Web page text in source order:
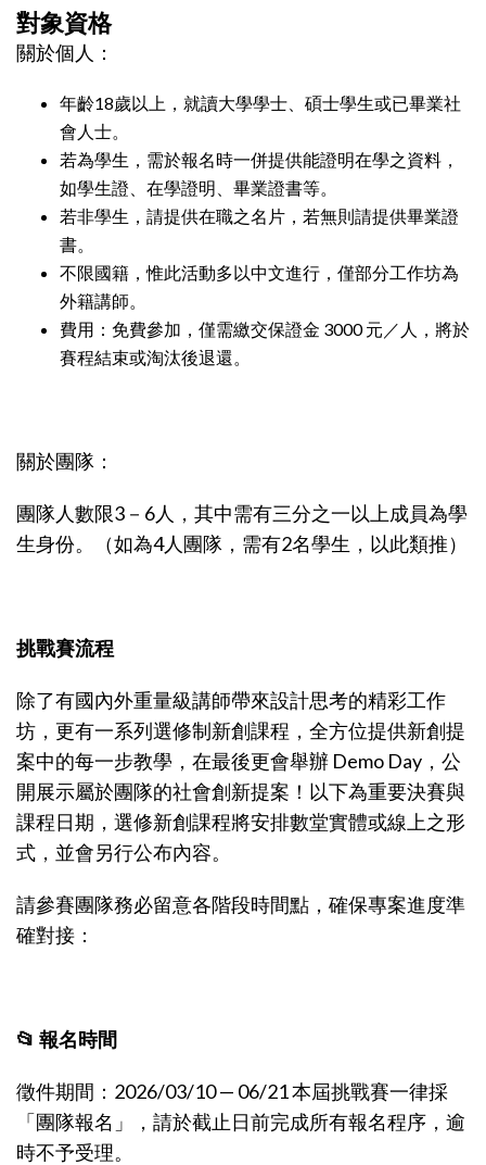
對象資格
關於個人：
年齡18歲以上，就讀大學學士、碩士學生或已畢業社
會人士。
若為學生，需於報名時一併提供能證明在學之資料，
如學生證、在學證明、畢業證書等。
若非學生，請提供在職之名片，若無則請提供畢業證
書。
不限國籍，惟此活動多以中文進行，僅部分工作坊為
外籍講師。
費用：免費參加，僅需繳交保證金 3000 元／人，將於
賽程結束或淘汰後退還。
關於團隊：
團隊人數限3－6人，其中需有三分之一以上成員為學
生身份。（如為4人團隊，需有2名學生，以此類推）
挑戰賽流程
除了有國內外重量級講師帶來設計思考的精彩工作
坊，更有一系列選修制新創課程，全方位提供新創提
案中的每一步教學，在最後更會舉辦 Demo Day，公
開展示屬於團隊的社會創新提案！以下為重要決賽與
課程日期，選修新創課程將安排數堂實體或線上之形
式，並會另行公布內容。
請參賽團隊務必留意各階段時間點，確保專案進度準
確對接：
📂 報名時間
徵件期間：2026/03/10 — 06/21 本屆挑戰賽一律採
「團隊報名」，請於截止日前完成所有報名程序，逾
時不予受理。